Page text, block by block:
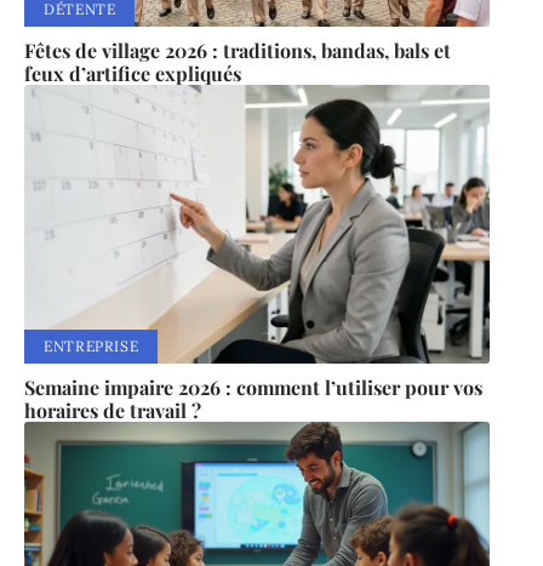
DÉTENTE
Fêtes de village 2026 : traditions, bandas, bals et
feux d’artifice expliqués
ENTREPRISE
Semaine impaire 2026 : comment l’utiliser pour vos
horaires de travail ?